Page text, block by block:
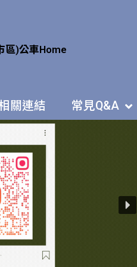
區)公車Home
關連結 常見Q&A